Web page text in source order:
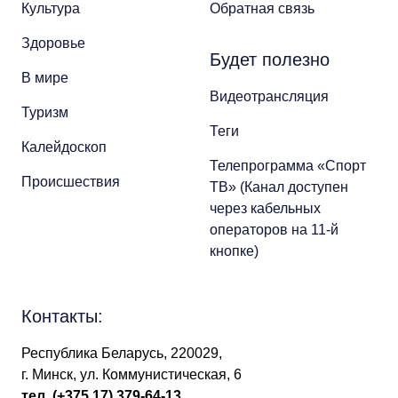
Культура
Здоровье
В мире
Туризм
Калейдоскоп
Происшествия
Обратная связь
Будет полезно
Видеотрансляция
Теги
Телепрограмма «Спорт
ТВ» (Канал доступен
через кабельных
операторов на 11-й
кнопке)
Контакты:
Республика Беларусь, 220029,
г. Минск, ул. Коммунистическая, 6